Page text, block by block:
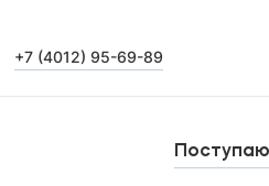
+7 (4012) 95-69-89